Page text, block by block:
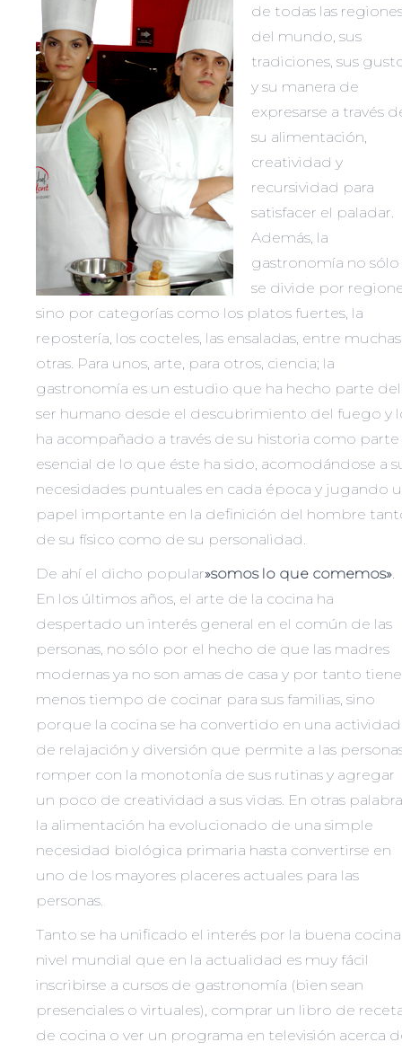
de todas las
del mundo, sus
tradiciones, sus
y su manera de
expresarse a través
su alimentación,
creatividad y
recursividad para
satisfacer el paladar.
Además, la
gastronomía no sólo
se divide por
sino por categorías como los platos fuertes, la
repostería, los cocteles, las ensaladas, entre muchas
otras. Para unos, arte, para otros, ciencia; la
gastronomía es un estudio que ha hecho parte del
ser humano desde el descubrimiento del fuego y
ha acompañado a través de su historia como parte
esencial de lo que éste ha sido, acomodándose a
necesidades puntuales en cada época y jugando
papel importante en la definición del hombre
de su físico como de su personalidad.
De ahí el dicho popular»somos lo que comemos»
En los últimos años, el arte de la cocina ha
despertado un interés general en el común de las
personas, no sólo por el hecho de que las madres
modernas ya no son amas de casa y por tanto
menos tiempo de cocinar para sus familias, sino
porque la cocina se ha convertido en una actividad
de relajación y diversión que permite a las
romper con la monotonía de sus rutinas y agregar
un poco de creatividad a sus vidas. En otras
la alimentación ha evolucionado de una simple
necesidad biológica primaria hasta convertirse en
uno de los mayores placeres actuales para las
personas.
Tanto se ha unificado el interés por la buena
nivel mundial que en la actualidad es muy fácil
inscribirse a cursos de gastronomía (bien sean
presenciales o virtuales), comprar un libro de
de cocina o ver un programa en televisión acerca